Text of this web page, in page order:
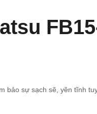
bảo sự sạch sẽ, yên tĩnh